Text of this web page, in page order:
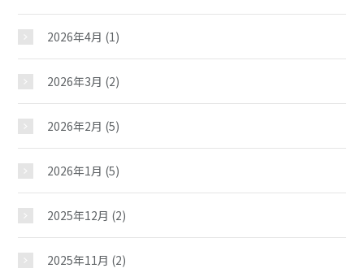
2026年4月 (1)
2026年3月 (2)
2026年2月 (5)
2026年1月 (5)
2025年12月 (2)
2025年11月 (2)